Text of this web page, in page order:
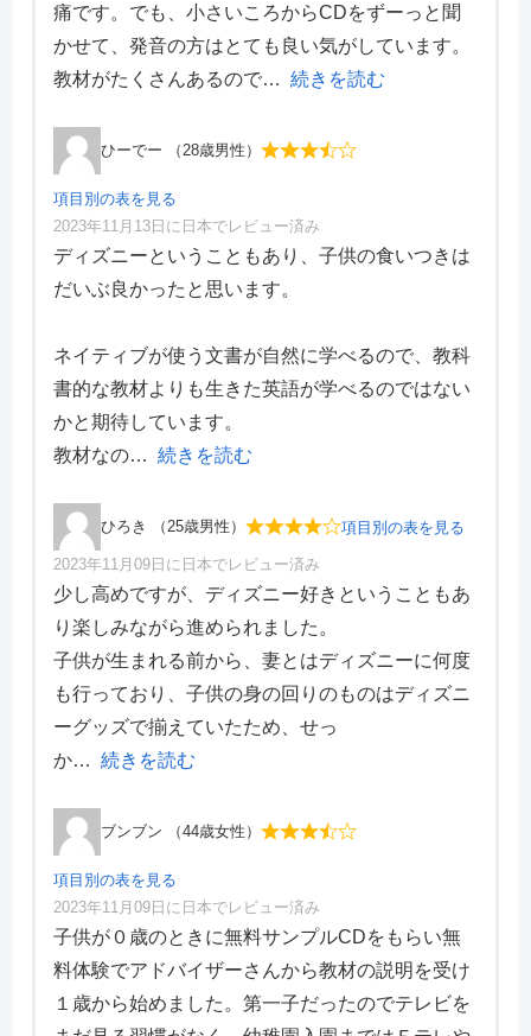
学習効果
4
サポート体制
5
デザイン性
3
痛です。でも、小さいころからCDをずーっと聞
かせて、発音の方はとても良い気がしています。
教材がたくさんあるので
続きを読む
ひーでー （28歳男性）
項目別の表を見る
項目別評価
価格・料金
サポート体制
5
デザイン性
3
2023年11月13日に日本でレビュー済み
ディズニーということもあり、子供の食いつきは
だいぶ良かったと思います。
ネイティブが使う文書が自然に学べるので、教科
書的な教材よりも生きた英語が学べるのではない
かと期待しています。
教材なの
続きを読む
ひろき （25歳男性） 項目別の表を見る
項目別評価
価格・料金
4
学習効果
4
サポート体制
5
デザイン性
3
2023年11月09日に日本でレビュー済み
少し高めですが、ディズニー好きということもあ
り楽しみながら進められました。
子供が生まれる前から、妻とはディズニーに何度
も行っており、子供の身の回りのものはディズニ
ーグッズで揃えていたため、せっ
か
続きを読む
ブンブン （44歳女性）
項目別の表を見る
項目別評価
価格・料金
3
学習効果
2
2023年11月09日に日本でレビュー済み
子供が０歳のときに無料サンプルCDをもらい無
料体験でアドバイザーさんから教材の説明を受け
１歳から始めました。第一子だったのでテレビを